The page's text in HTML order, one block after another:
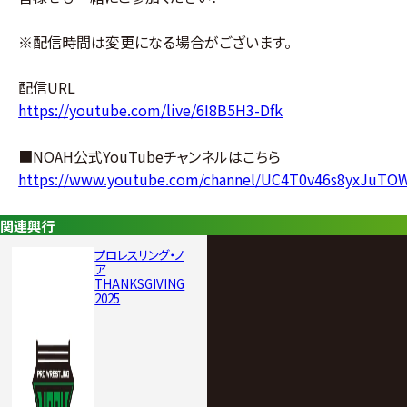
※配信時間は変更になる場合がございます。
配信URL
https://youtube.com/live/6I8B5H3-Dfk
■NOAH公式YouTubeチャンネルはこちら
https://www.youtube.com/channel/
関連興行
プロレスリング・ノ
ア
THANKSGIVING
2025